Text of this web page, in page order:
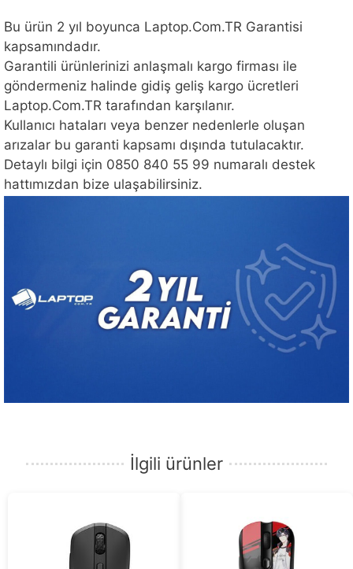
Bu ürün 2 yıl boyunca Laptop.Com.TR Garantisi
kapsamındadır.
Garantili ürünlerinizi anlaşmalı kargo firması ile
göndermeniz halinde gidiş geliş kargo ücretleri
Laptop.Com.TR tarafından karşılanır.
Kullanıcı hataları veya benzer nedenlerle oluşan
arızalar bu garanti kapsamı dışında tutulacaktır.
Detaylı bilgi için 0850 840 55 99 numaralı destek
hattımızdan bize ulaşabilirsiniz.
İlgili ürünler